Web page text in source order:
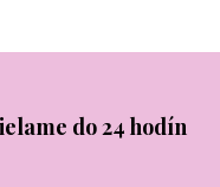
do 24 hodín